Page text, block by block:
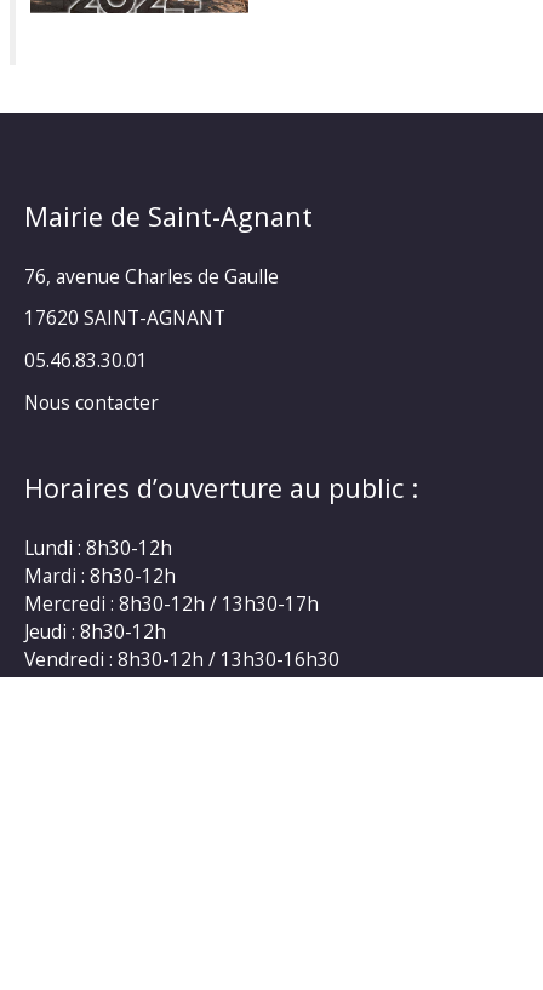
Mairie de Saint-Agnant
76, avenue Charles de Gaulle
17620 SAINT-AGNANT
05.46.83.30.01
Nous contacter
Horaires d’ouverture au public :
Lundi : 8h30-12h
Mardi : 8h30-12h
Mercredi : 8h30-12h / 13h30-17h
Jeudi : 8h30-12h
Vendredi : 8h30-12h / 13h30-16h30